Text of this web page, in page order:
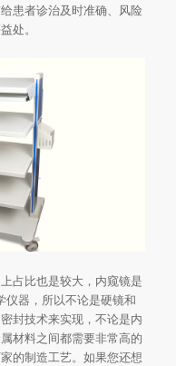
患者诊治及时准确、风险
处。
比也是较大，内窥镜是
仪器，所以不论是硬镜和
封技术来实现，不论是内
材料之间都需要非常高的
的制造工艺。如果您还想